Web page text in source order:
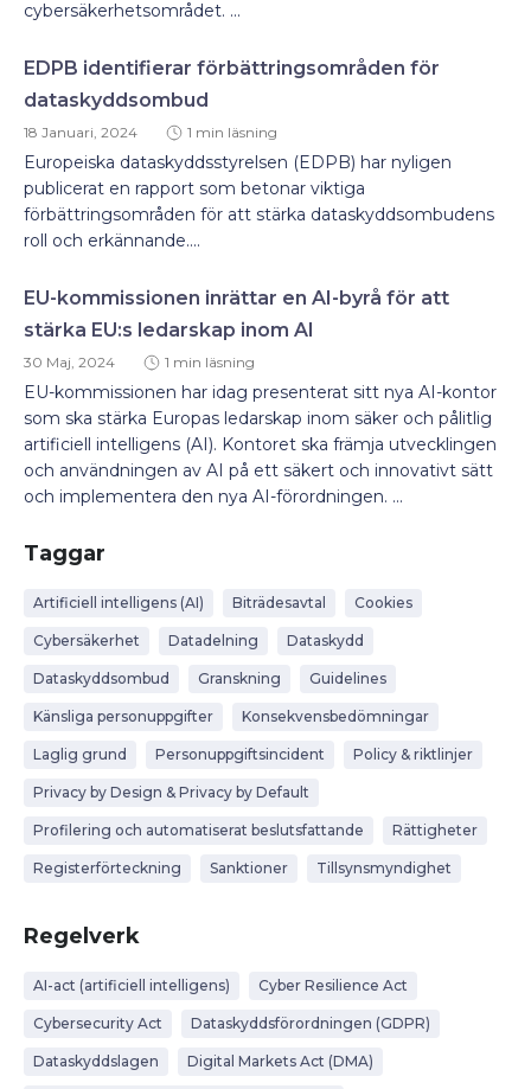
cybersäkerhetsområdet. ...
EDPB identifierar förbättringsområden för
dataskyddsombud
18 Januari, 2024 1 min läsning
Europeiska dataskyddsstyrelsen (EDPB) har nyligen
publicerat en rapport som betonar viktiga
förbättringsområden för att stärka dataskyddsombudens
roll och erkännande....
EU-kommissionen inrättar en AI-byrå för att
stärka EU:s ledarskap inom AI
30 Maj, 2024 1 min läsning
EU-kommissionen har idag presenterat sitt nya AI-kontor
som ska stärka Europas ledarskap inom säker och pålitlig
artificiell intelligens (AI). Kontoret ska främja utvecklingen
och användningen av AI på ett säkert och innovativt sätt
och implementera den nya AI-förordningen. ...
Taggar
Artificiell intelligens (AI) Biträdesavtal Cookies
Cybersäkerhet Datadelning Dataskydd
Dataskyddsombud Granskning Guidelines
Känsliga personuppgifter Konsekvensbedömningar
Laglig grund Personuppgiftsincident Policy & riktlinjer
Privacy by Design & Privacy by Default
Profilering och automatiserat beslutsfattande Rättigheter
Registerförteckning Sanktioner Tillsynsmyndighet
Regelverk
AI-act (artificiell intelligens) Cyber Resilience Act
Cybersecurity Act Dataskyddsförordningen (GDPR)
Dataskyddslagen Digital Markets Act (DMA)